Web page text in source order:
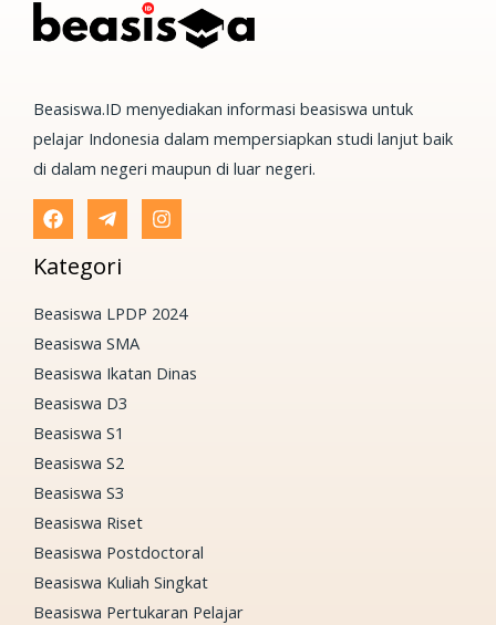
Beasiswa.ID menyediakan informasi beasiswa untuk
pelajar Indonesia dalam mempersiapkan studi lanjut baik
di dalam negeri maupun di luar negeri.
Kategori
Beasiswa LPDP 2024
Beasiswa SMA
Beasiswa Ikatan Dinas
Beasiswa D3
Beasiswa S1
Beasiswa S2
Beasiswa S3
Beasiswa Riset
Beasiswa Postdoctoral
Beasiswa Kuliah Singkat
Beasiswa Pertukaran Pelajar